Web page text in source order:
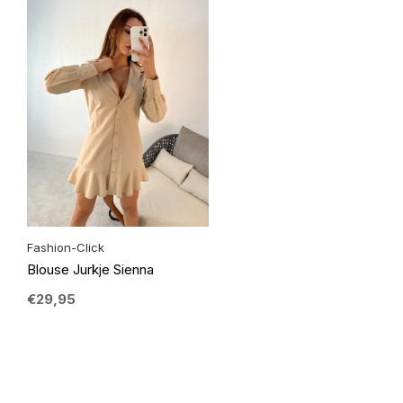
Fashion-Click
Blouse Jurkje Sienna
€29,95